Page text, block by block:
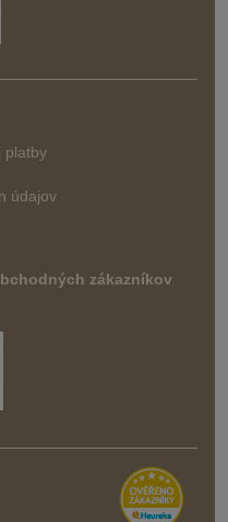
platby
údajov
zákazníkov